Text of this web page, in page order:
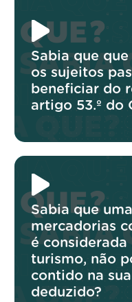
Sabia que
os sujeitos
beneficiar do
artigo 53.º do
Sabia que
mercadorias
é
turismo, não
contido na
deduzido?